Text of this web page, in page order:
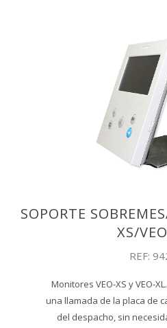
SOPORTE
XS/
REF:
Monitores VEO-XS y VEO-
una llamada de la placa de
del despacho, sin